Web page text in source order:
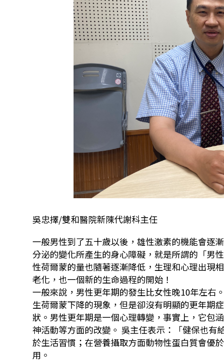
吳忠擇/雙和醫院新陳代謝科主任
一般男性到了五十歲以後，雄性激素的機能會逐
分泌的變化所產生的身心障礙，就是所謂的「男
性荷爾蒙的量也隨著逐漸降低，生理和心理出現
老化，也一個新的生命過程的開始！
一般來說，男性更年期的發生比女性晚10年左右
生荷爾蒙下降的現象，但是卻沒有明顯的更年期
狀。男性更年期是一個心理轉變，事實上，它包
神活動等方面的改變。 吳主任表示：「健保也有
於生活習慣；在營養攝取方面動物性蛋白質會優
用。